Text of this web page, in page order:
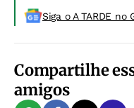
Siga o A TARDE no
Compartilhe
amigos